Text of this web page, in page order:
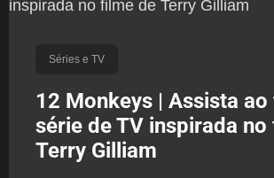
Séries e TV
12 Monkeys | Assista
série de TV inspirada
Terry Gilliam